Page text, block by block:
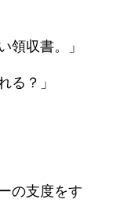
領収書。」
る？」
の支度をす